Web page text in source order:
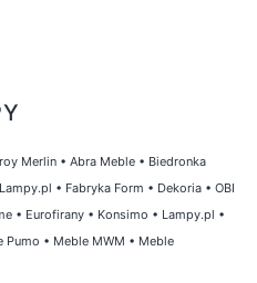
Merlin • Abra Meble • Biedronka
Lampy.pl • Fabryka Form • Dekoria • OBI
• Eurofirany • Konsimo • Lampy.pl •
Pumo • Meble MWM • Meble